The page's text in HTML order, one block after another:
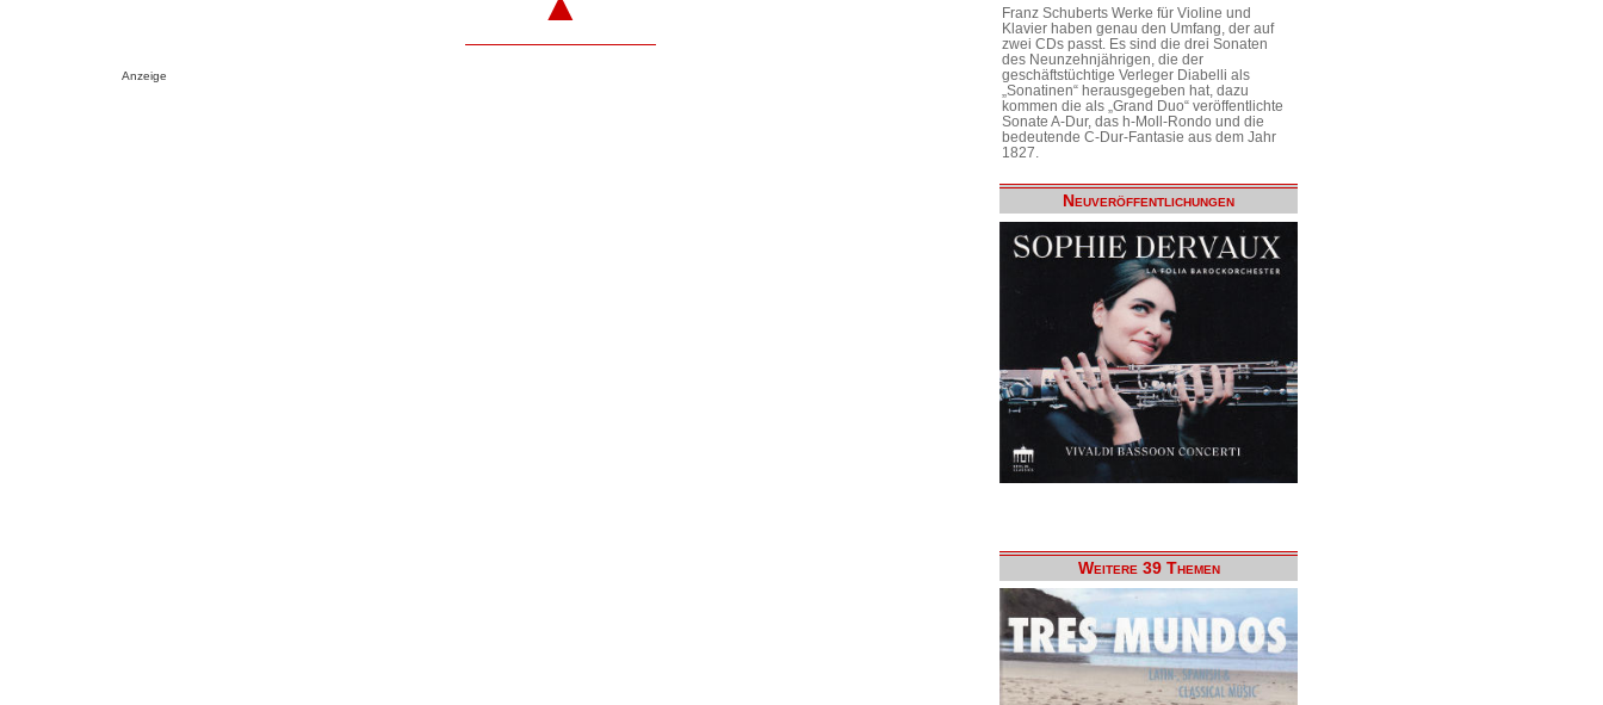
Anzeige
Franz Schuberts Werke für Violine und
Klavier haben genau den Umfang, der auf
zwei CDs passt. Es sind die drei Sonaten
des Neunzehnjährigen, die der
geschäftstüchtige Verleger Diabelli als
„Sonatinen“ herausgegeben hat, dazu
kommen die als „Grand Duo“ veröffentlichte
Sonate A-Dur, das h-Moll-Rondo und die
bedeutende C-Dur-Fantasie aus dem Jahr
1827.
Neuveröffentlichungen
Weitere 39 Themen